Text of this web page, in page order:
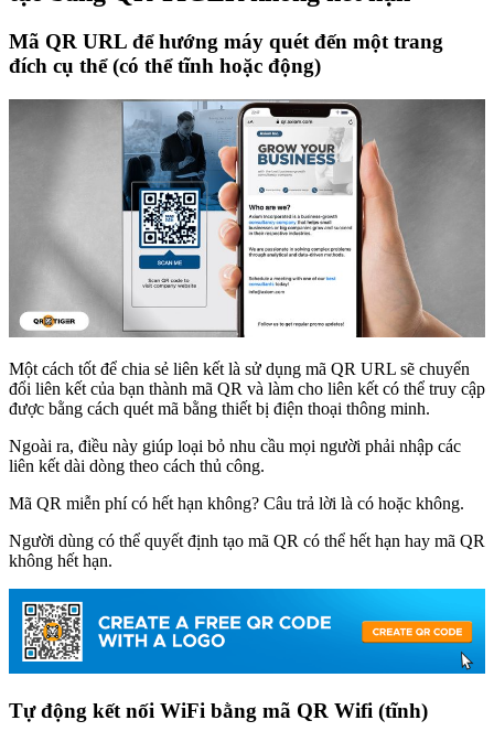
Mã QR URL để hướng máy quét đến một trang
đích cụ thể (có thể tĩnh hoặc động)
Một cách tốt để chia sẻ liên kết là sử dụng mã QR URL sẽ chuyển
đổi liên kết của bạn thành mã QR và làm cho liên kết có thể truy cập
được bằng cách quét mã bằng thiết bị điện thoại thông minh.
Ngoài ra, điều này giúp loại bỏ nhu cầu mọi người phải nhập các
liên kết dài dòng theo cách thủ công.
Mã QR miễn phí có hết hạn không? Câu trả lời là có hoặc không.
Người dùng có thể quyết định tạo mã QR có thể hết hạn hay mã QR
không hết hạn.
Tự động kết nối WiFi bằng mã QR Wifi (tĩnh)